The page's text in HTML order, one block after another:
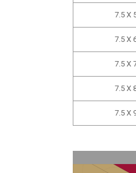
7.5 X
7.5 X
7.5 X
7.5 X
7.5 X